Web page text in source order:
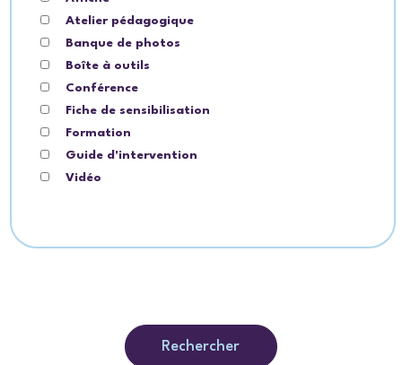
Atelier pédagogique
Banque de photos
Boîte à outils
Conférence
Fiche de sensibilisation
Formation
Guide d'intervention
Vidéo
Rechercher